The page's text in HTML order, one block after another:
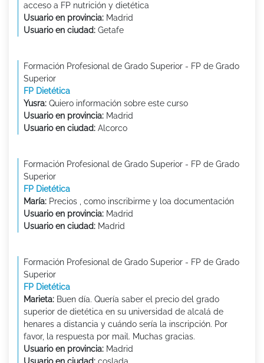
acceso a FP nutrición y dietética
Usuario en provincia: Madrid
Usuario en ciudad: Getafe
Formación Profesional de Grado Superior - FP de Grado
Superior
FP Dietética
Yusra: Quiero información sobre este curso
Usuario en provincia: Madrid
Usuario en ciudad: Alcorco
Formación Profesional de Grado Superior - FP de Grado
Superior
FP Dietética
María: Precios , como inscribirme y loa documentación
Usuario en provincia: Madrid
Usuario en ciudad: Madrid
Formación Profesional de Grado Superior - FP de Grado
Superior
FP Dietética
Marieta: Buen día. Quería saber el precio del grado
superior de dietética en su universidad de alcalá de
henares a distancia y cuándo sería la inscripción. Por
favor, la respuesta por mail. Muchas gracias.
Usuario en provincia: Madrid